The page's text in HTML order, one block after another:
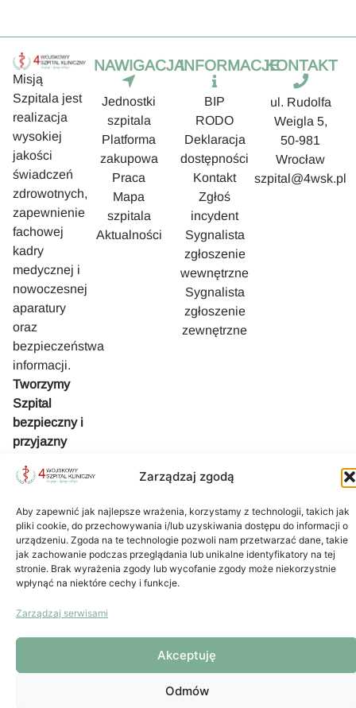
Zarządzaj zgodą
Aby zapewnić jak najlepsze wrażenia, korzystamy z technologii, takich jak
pliki cookie, do przechowywania i/lub uzyskiwania dostępu do informacji o
urządzeniu. Zgoda na te technologie pozwoli nam przetwarzać dane, takie
jak zachowanie podczas przeglądania lub unikalne identyfikatory na tej
stronie. Brak wyrażenia zgody lub wycofanie zgody może niekorzystnie
wpłynąć na niektóre cechy i funkcje.
Zarządzaj serwisami
Akceptuję
Odmów
Misją
Szpitala jest
realizacja
wysokiej
jakości
świadczeń
zdrowotnych,
zapewnienie
fachowej
kadry
medycznej i
nowoczesnej
aparatury
oraz
bezpieczeństwa
informacji.
Tworzymy
Szpital
bezpieczny i
przyjazny
NAWIGACJA
Jednostki
szpitala
Platforma
zakupowa
Praca
Mapa
szpitala
Aktualności
INFORMACJE
BIP
RODO
Deklaracja
dostępności
Kontakt
Zgłoś
incydent
Sygnalista
zgłoszenie
wewnętrzne
Sygnalista
zgłoszenie
zewnętrzne
KONTAKT
ul. Rudolfa
Weigla 5,
50-981
Wrocław
szpital@4wsk.pl
logowanie Intranet
Projekt i
wykonanie